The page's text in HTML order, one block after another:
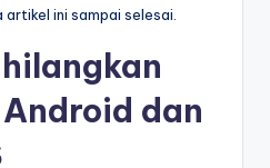
ini sampai selesai.
dan